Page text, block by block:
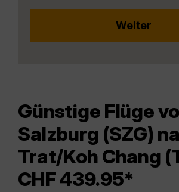
Günstige Flüge
Salzburg (SZG)
Trat/Koh Chang
CHF 439.95*